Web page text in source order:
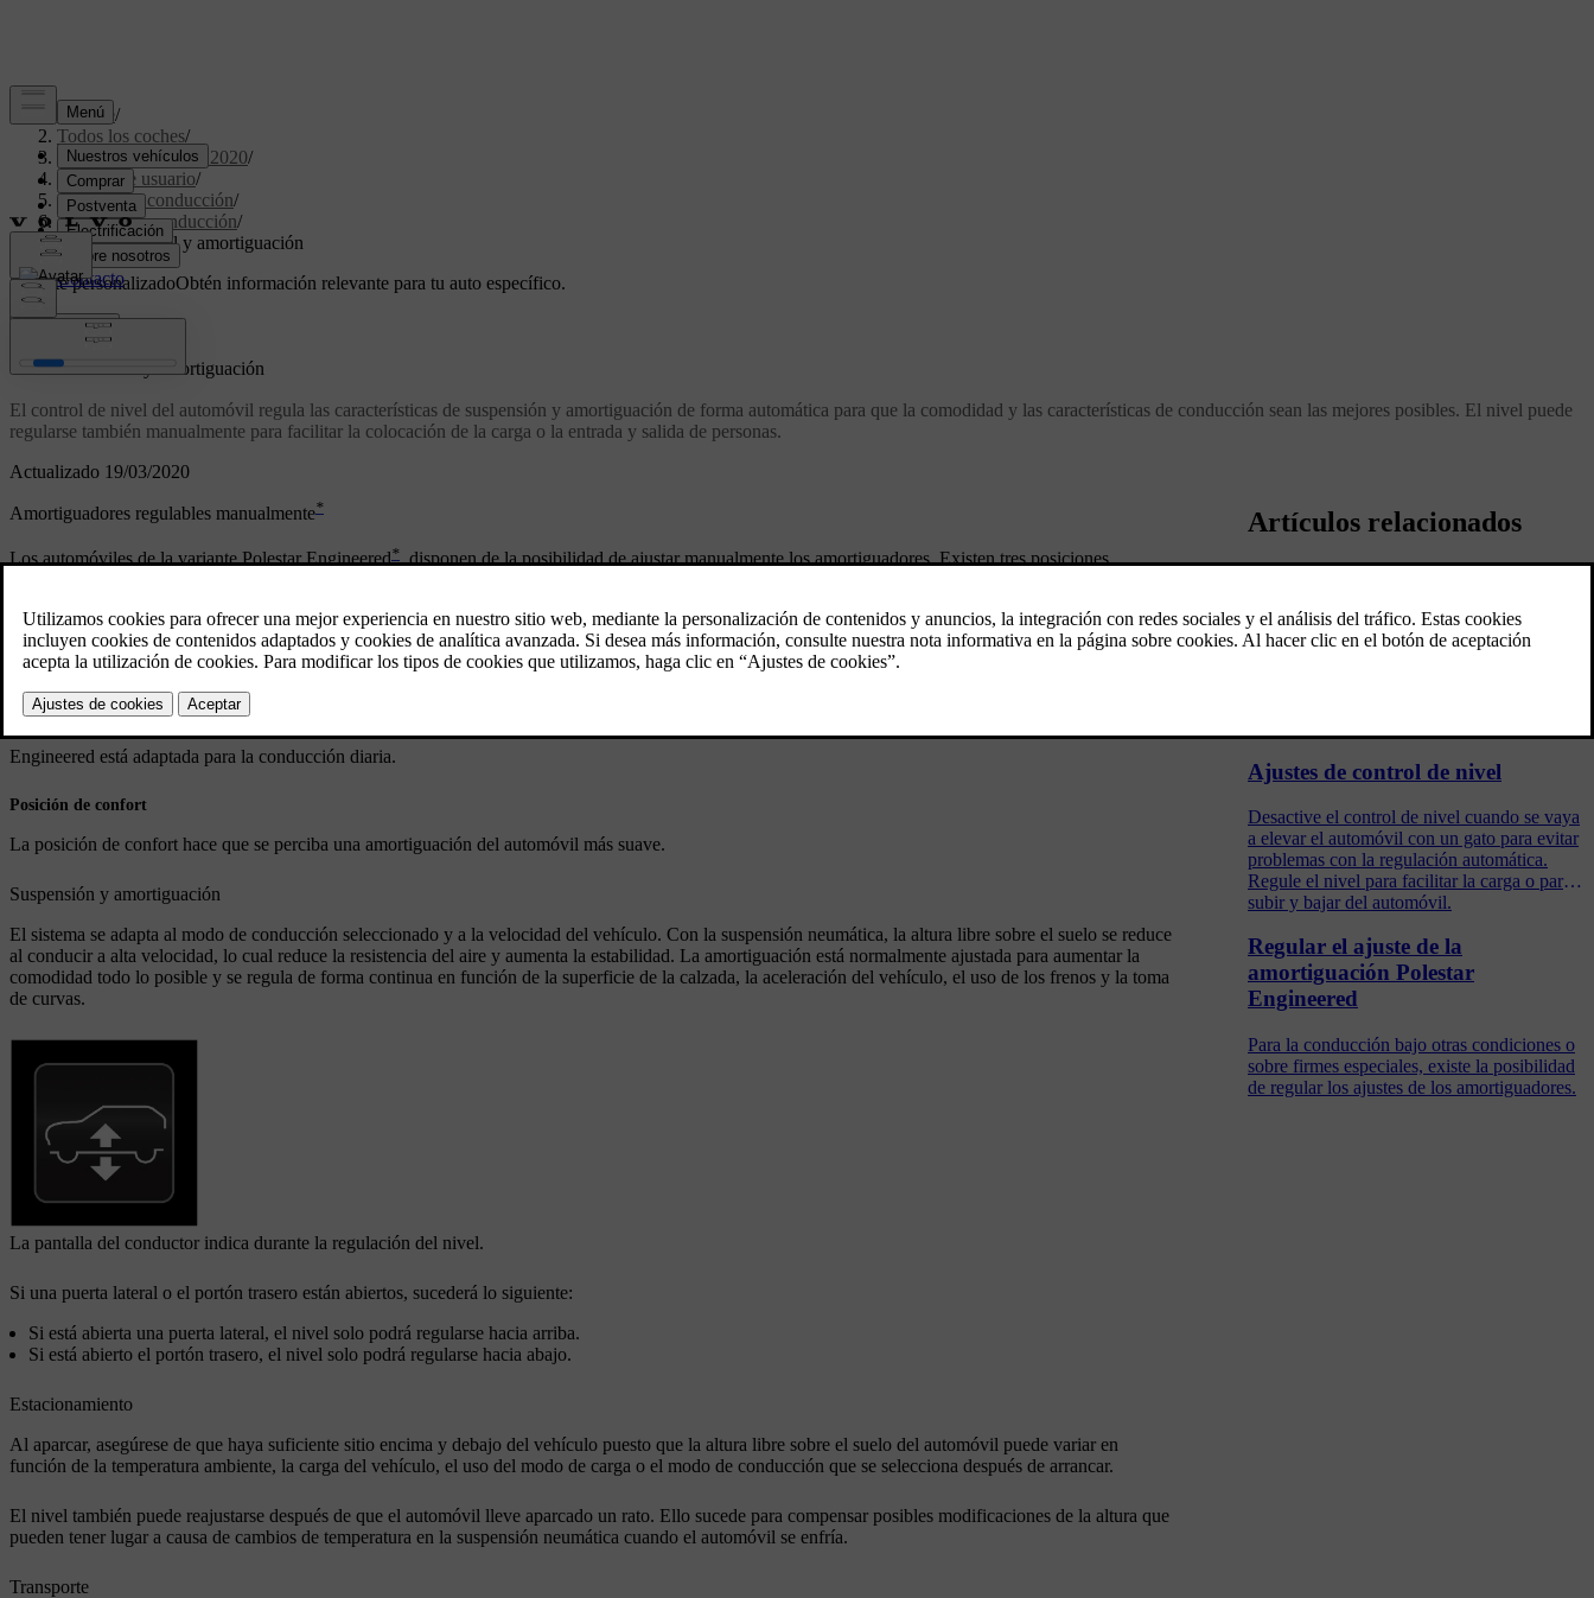
Soporte/
Todos los coches/
XC60 Twin Engine 2020/
Manual de usuario/
Arranque y conducción/
Modos de conducción/
Control de nivel y amortiguación
Soporte personalizadoObtén información relevante para tu auto específico.
Iniciar sesión
Actualizado 19/03/2020
Control de nivel y amortiguación
El control de nivel del automóvil regula las características de suspensión y amortiguación de forma automática para que la comodidad y las características de conducción sean las mejores posibles. El nivel puede
regularse también manualmente para facilitar la colocación de la carga o la entrada y salida de personas.
Amortiguadores regulables manualmente*
Los automóviles de la variante Polestar Engineered*, disponen de la posibilidad de ajustar manualmente los amortiguadores. Existen tres posiciones
Posición de rendimiento
La posición de rendimiento hace que se perciba una amortiguación del automóvil más dura.
Engineered, factory setting
Engineered está adaptada para la conducción diaria.
Posición de confort
La posición de confort hace que se perciba una amortiguación del automóvil más suave.
Suspensión y amortiguación
El sistema se adapta al modo de conducción seleccionado y a la velocidad del vehículo. Con la suspensión neumática, la altura libre sobre el suelo se reduce
al conducir a alta velocidad, lo cual reduce la resistencia del aire y aumenta la estabilidad. La amortiguación está normalmente ajustada para aumentar la
comodidad todo lo posible y se regula de forma continua en función de la superficie de la calzada, la aceleración del vehículo, el uso de los frenos y la toma
de curvas.
La pantalla del conductor indica durante la regulación del nivel.
Si una puerta lateral o el portón trasero están abiertos, sucederá lo siguiente:
Si está abierta una puerta lateral, el nivel solo podrá regularse hacia arriba.
Si está abierto el portón trasero, el nivel solo podrá regularse hacia abajo.
Estacionamiento
Al aparcar, asegúrese de que haya suficiente sitio encima y debajo del vehículo puesto que la altura libre sobre el suelo del automóvil puede variar en
función de la temperatura ambiente, la carga del vehículo, el uso del modo de carga o el modo de conducción que se selecciona después de arrancar.
El nivel también puede reajustarse después de que el automóvil lleve aparcado un rato. Ello sucede para compensar posibles modificaciones de la altura que
pueden tener lugar a causa de cambios de temperatura en la suspensión neumática cuando el automóvil se enfría.
Transporte
Artículos relacionados
La selección del modo de conducción afecta
Ajustes de control de nivel
Desactive el control de nivel cuando se vaya
a elevar el automóvil con un gato para evitar
problemas con la regulación automática.
Regule el nivel para facilitar la carga o para
subir y bajar del automóvil.
Regular el ajuste de la
amortiguación Polestar
Engineered
Para la conducción bajo otras condiciones o
sobre firmes especiales, existe la posibilidad
de regular los ajustes de los amortiguadores.